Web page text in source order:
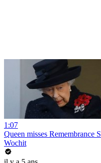
1:07
Queen misses Remembrance
Wochit